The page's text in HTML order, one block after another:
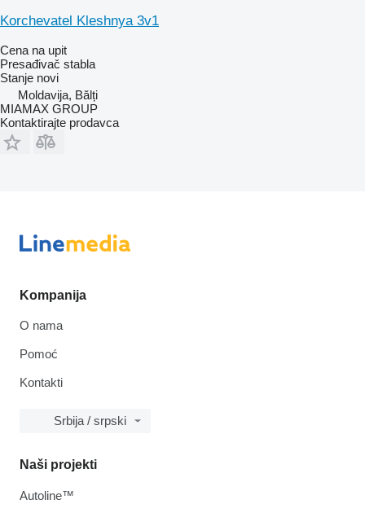
Korchevatel Kleshnya 3v1
Cena na upit
Presađivač stabla
Stanje novi
Moldavija, Bălți
MIAMAX GROUP
Kontaktirajte prodavca
Kompanija
O nama
Pomoć
Kontakti
Srbija / srpski
Naši projekti
Autoline™